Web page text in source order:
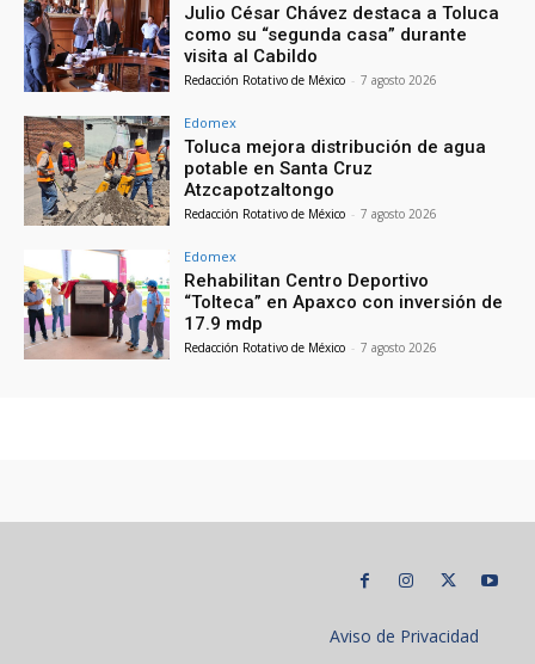
Julio César Chávez destaca a Toluca
como su “segunda casa” durante
visita al Cabildo
Redacción Rotativo de México - 7 agosto 2026
Edomex
Toluca mejora distribución de agua
potable en Santa Cruz
Atzcapotzaltongo
Redacción Rotativo de México - 7 agosto 2026
Edomex
Rehabilitan Centro Deportivo
“Tolteca” en Apaxco con inversión de
17.9 mdp
Redacción Rotativo de México - 7 agosto 2026
Aviso de Privacidad